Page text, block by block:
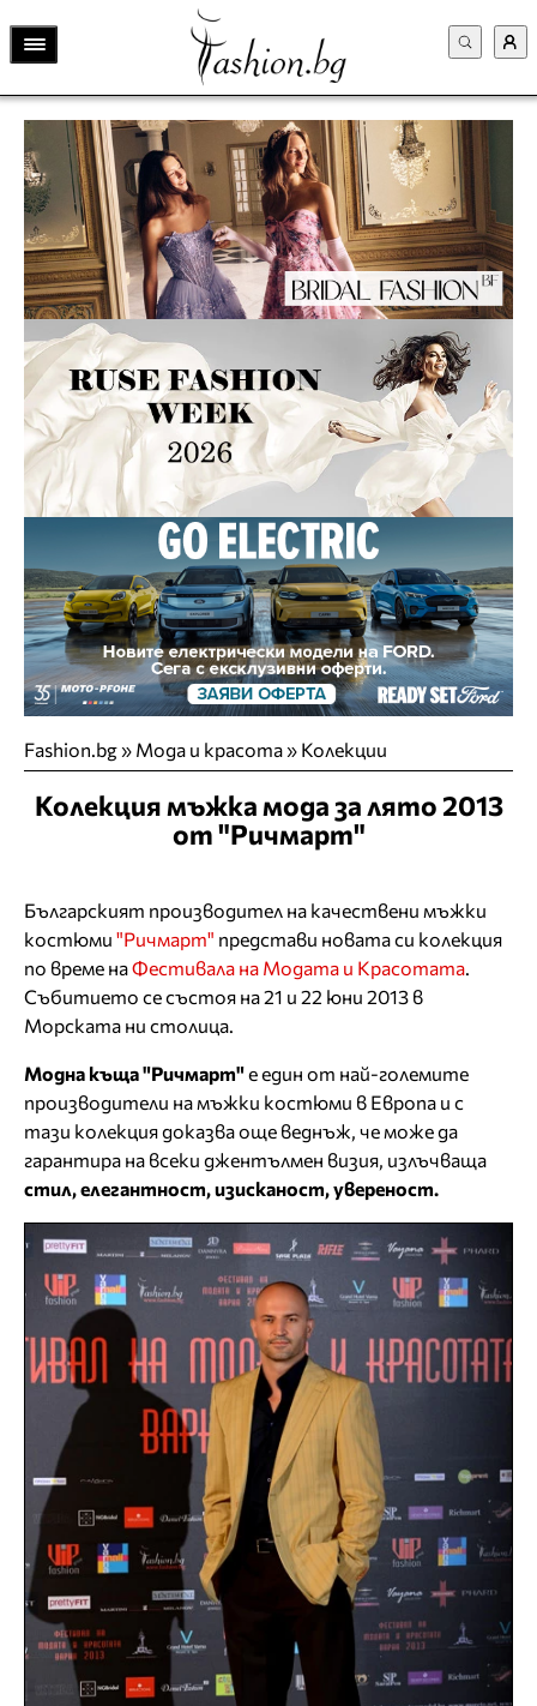
Fashion.bg» Мода и красота» Колекции
Колекция мъжка мода за лято 2013
от "Ричмарт"
Българският производител на качествени мъжки
костюми "Ричмарт" представи новата си колекция
по време наФестивала на Модата и Красотата.
Събитието се състоя на 21 и 22 юни 2013 в
Морската ни столица.
Модна къща "Ричмарт"е един от най-големите
производители на мъжки костюми в Европа и с
тази колекция доказва още веднъж, че може да
гарантира на всеки джентълмен визия, излъчваща
стил, елегантност, изисканост, увереност.